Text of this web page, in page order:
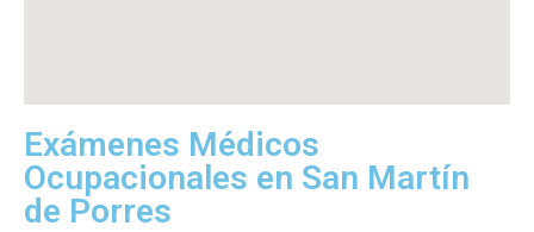
Exámenes Médicos
Ocupacionales en San Martín
de Porres